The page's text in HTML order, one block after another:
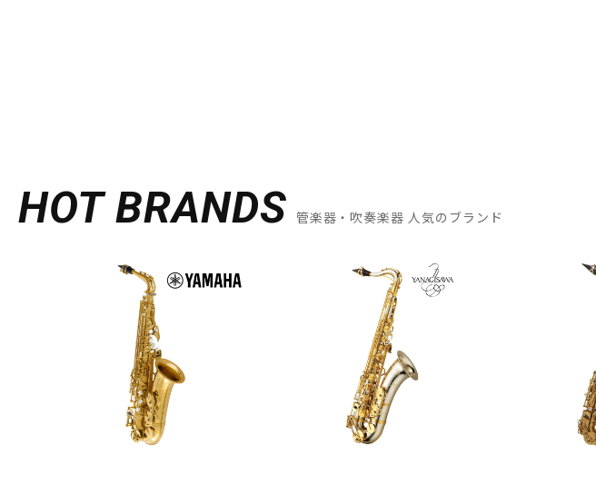
HOT BRANDS 管楽器・吹奏楽器 人気のブランド